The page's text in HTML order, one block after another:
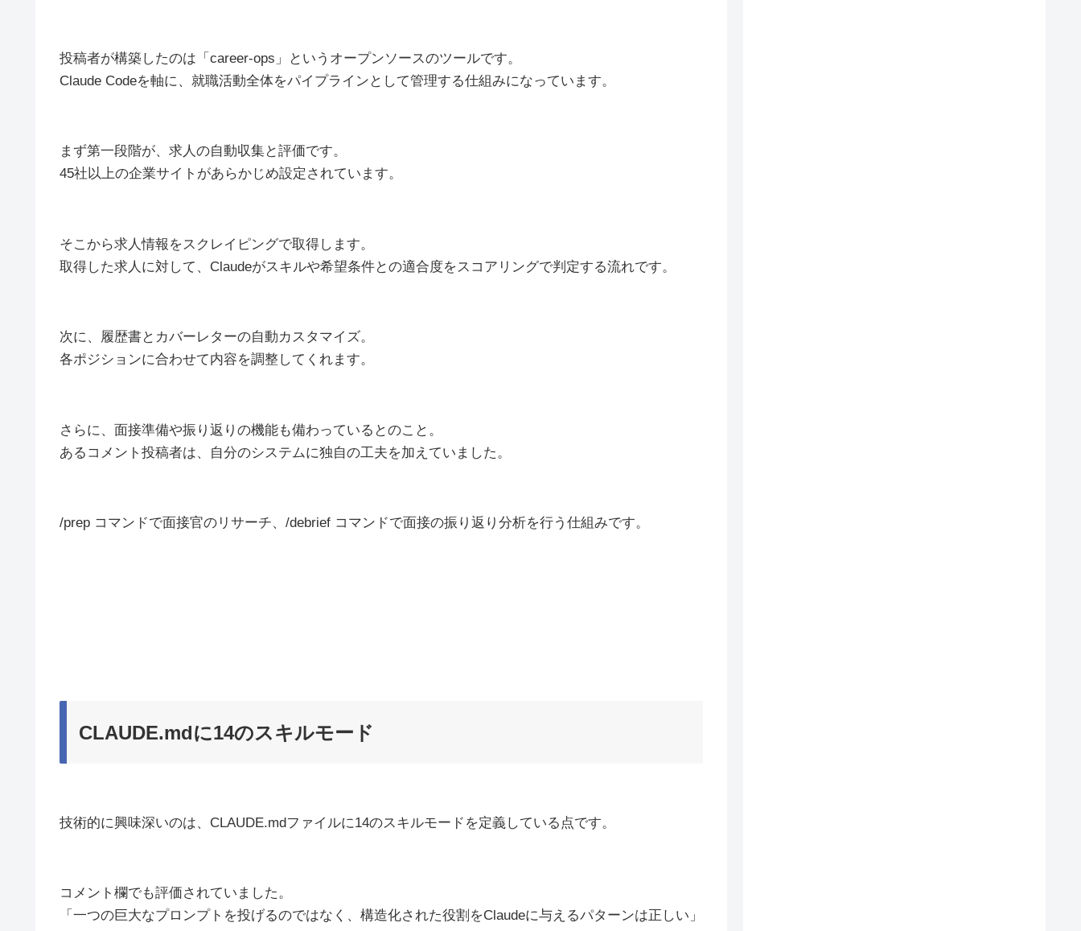
投稿者が構築したのは「career-ops」というオープンソースのツールです。
Claude Codeを軸に、就職活動全体をパイプラインとして管理する仕組みになっています。
まず第一段階が、求人の自動収集と評価です。
45社以上の企業サイトがあらかじめ設定されています。
そこから求人情報をスクレイピングで取得します。
取得した求人に対して、Claudeがスキルや希望条件との適合度をスコアリングで判定する流れです。
次に、履歴書とカバーレターの自動カスタマイズ。
各ポジションに合わせて内容を調整してくれます。
さらに、面接準備や振り返りの機能も備わっているとのこと。
あるコメント投稿者は、自分のシステムに独自の工夫を加えていました。
/prep コマンドで面接官のリサーチ、/debrief コマンドで面接の振り返り分析を行う仕組みです。
CLAUDE.mdに14のスキルモード
技術的に興味深いのは、CLAUDE.mdファイルに14のスキルモードを定義している点です。
コメント欄でも評価されていました。
「一つの巨大なプロンプトを投げるのではなく、構造化された役割をClaudeに与えるパターンは正しい」